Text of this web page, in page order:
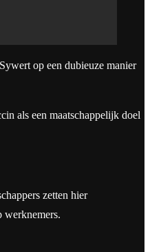
op een dubieuze manier
als een maatschappelijk doel
zetten hier
werknemers.